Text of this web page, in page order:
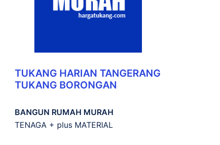
TUKANG HARIAN TANGERANG
TUKANG BORONGAN
BANGUN RUMAH MURAH
TENAGA + plus MATERIAL